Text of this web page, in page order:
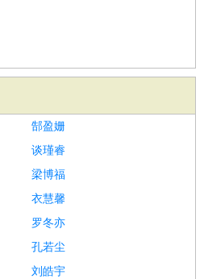
郜盈姗
谈瑾睿
梁博福
衣慧馨
罗冬亦
孔若尘
刘皓宇